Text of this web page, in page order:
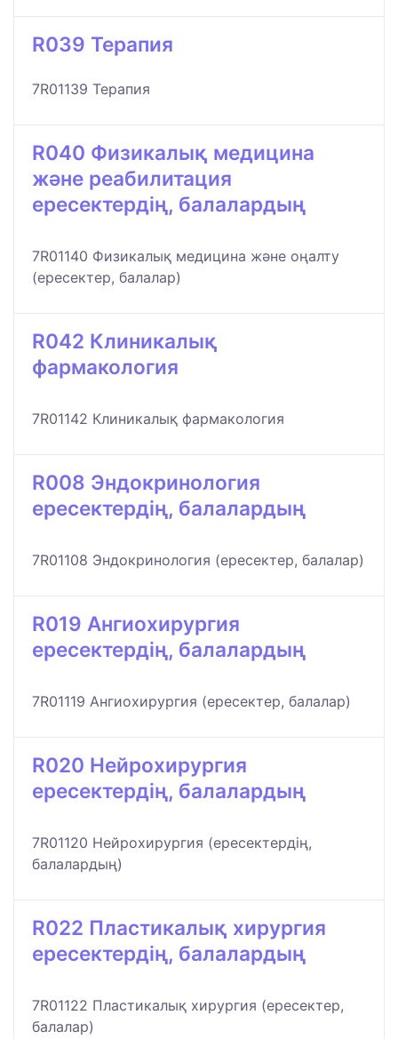
R039 Терапия
7R01139 Терапия
R040 Физикалық медицина
және реабилитация
ересектердің, балалардың
7R01140 Физикалық медицина және оңалту
(ересектер, балалар)
R042 Клиникалық
фармакология
7R01142 Клиникалық фармакология
R008 Эндокринология
ересектердің, балалардың
7R01108 Эндокринология (ересектер, балалар)
R019 Ангиохирургия
ересектердің, балалардың
7R01119 Ангиохирургия (ересектер, балалар)
R020 Нейрохирургия
ересектердің, балалардың
7R01120 Нейрохирургия (ересектердің,
балалардың)
R022 Пластикалық хирургия
ересектердің, балалардың
7R01122 Пластикалық хирургия (ересектер,
балалар)